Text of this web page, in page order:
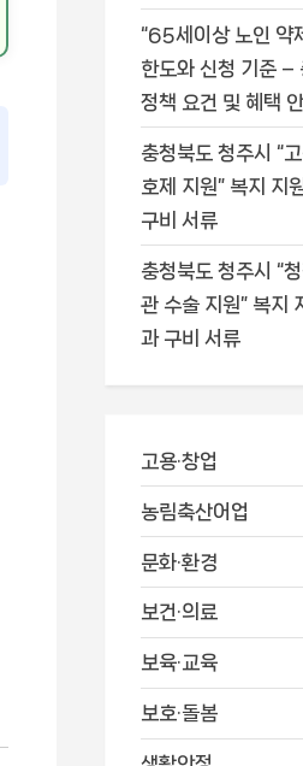
“65세이상 노인 약
한도와 신청 기준 –
정책 요건 및 혜택
충청북도 청주시 “
호제 지원” 복지 지
구비 서류
충청북도 청주시 “
관 수술 지원” 복지
과 구비 서류
고용·창업
농림축산어업
문화·환경
보건·의료
보육·교육
보호·돌봄